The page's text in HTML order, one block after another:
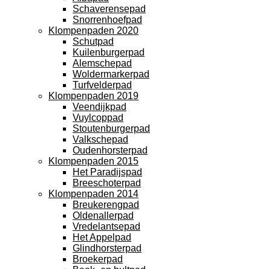
Schaverensepad
Snorrenhoefpad
Klompenpaden 2020
Schutpad
Kuilenburgerpad
Alemschepad
Woldermarkerpad
Turfvelderpad
Klompenpaden 2019
Veendijkpad
Vuylcoppad
Stoutenburgerpad
Valkschepad
Oudenhorsterpad
Klompenpaden 2015
Het Paradijspad
Breeschoterpad
Klompenpaden 2014
Breukerengpad
Oldenallerpad
Vredelantsepad
Het Appelpad
Glindhorsterpad
Broekerpad